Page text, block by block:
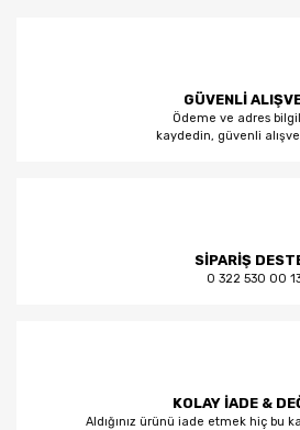
GÜVENLİ
Ödeme ve adres
kaydedin, güvenli
SİPARİŞ
0 322 530 00
KOLAY İADE &
Aldığınız ürünü iade etmek hiç bu